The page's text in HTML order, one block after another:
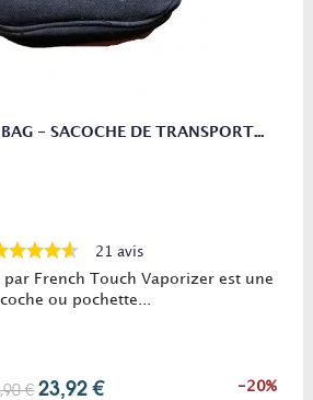
- SACOCHE DE TRANSPORT...
21 avis
par French Touch Vaporizer est une
ou pochette...
€ 23,92 € -20%